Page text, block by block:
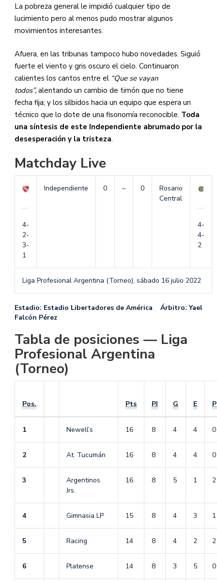
La pobreza general le impidió cualquier tipo de
lucimiento pero al menos pudo mostrar algunos
movimientos interesantes.
Afuera, en las tribunas tampoco hubo novedades. Siguió
fuerte el viento y gris oscuro el cielo. Continuaron
calientes los cantos entre el “Que se vayan
todos”, alentando un cambio de timón que no tiene
fecha fija; y los silbidos hacia un equipo que espera un
técnico que lo dote de una fisonomía reconocible. Toda
una síntesis de este Independiente abrumado por la
desesperación y la tristeza.
Matchday Live
4-
2-
3-
1
Independiente 0 – 0
Rosario
Central
4-
4-
2
Liga Profesional Argentina (Torneo), sábado 16 julio 2022
Estadio: Estadio Libertadores de América Árbitro: Yael
Falcón Pérez
Tabla de posiciones — Liga
Profesional Argentina
(Torneo)
Pos. Pts PJ G E P
1 Newell’s 16 8 4 4 0
2 At. Tucumán 16 8 4 4 0
3
Argentinos
Jrs.
16 8 5 1 2
4 Gimnasia LP 15 8 4 3 1
5 Racing 14 8 4 2 2
6 Platense 14 8 3 5 0